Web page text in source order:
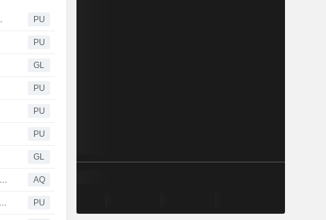
Supplement) PU
PU
GL
PU
PU
PU
GL
Raymond James expands Western U.S. financial services investment banking capabilities with addition of senior banker AQ
Raymond James Financial : completes acquisition of Clark Capital Management Group PU